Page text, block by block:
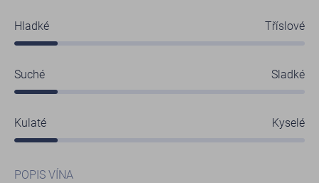
Hladké Tříslové
Suché Sladké
Kulaté Kyselé
POPIS VÍNA